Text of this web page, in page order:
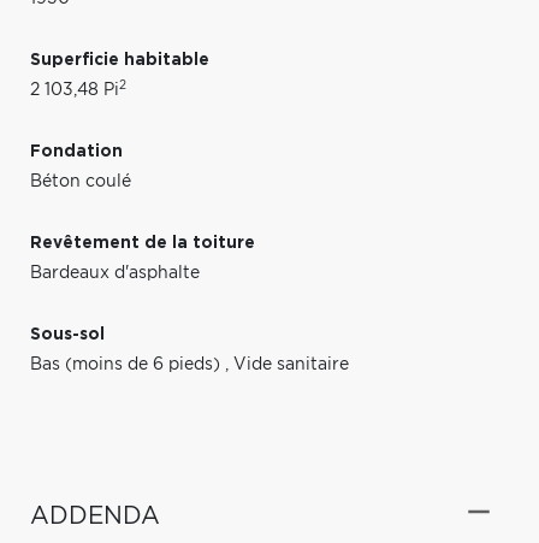
Superficie habitable
2 103,48 Pi2
Fondation
Béton coulé
Revêtement de la toiture
Bardeaux d'asphalte
Sous-sol
Bas (moins de 6 pieds) , Vide sanitaire
ADDENDA